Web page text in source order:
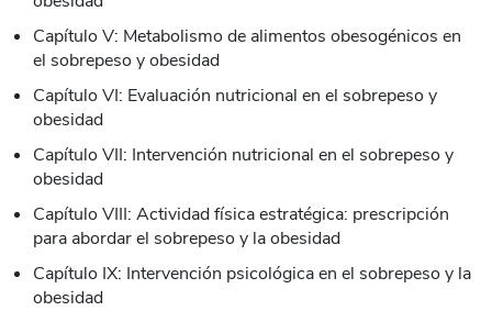
Capítulo V: Metabolismo de alimentos obesogénicos en
el sobrepeso y obesidad
Capítulo VI: Evaluación nutricional en el sobrepeso y
obesidad
Capítulo VII: Intervención nutricional en el sobrepeso y
obesidad
Capítulo VIII: Actividad física estratégica: prescripción
para abordar el sobrepeso y la obesidad
Capítulo IX: Intervención psicológica en el sobrepeso y la
obesidad